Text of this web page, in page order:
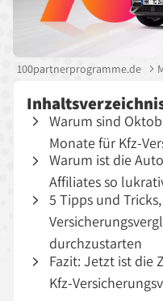
100partnerprogramme.de
Warum sind
Monate für Kfz-
Warum ist die
Affiliates so
5 Tipps und
durchzustarten
Fazit: Jetzt ist die
Kfz-